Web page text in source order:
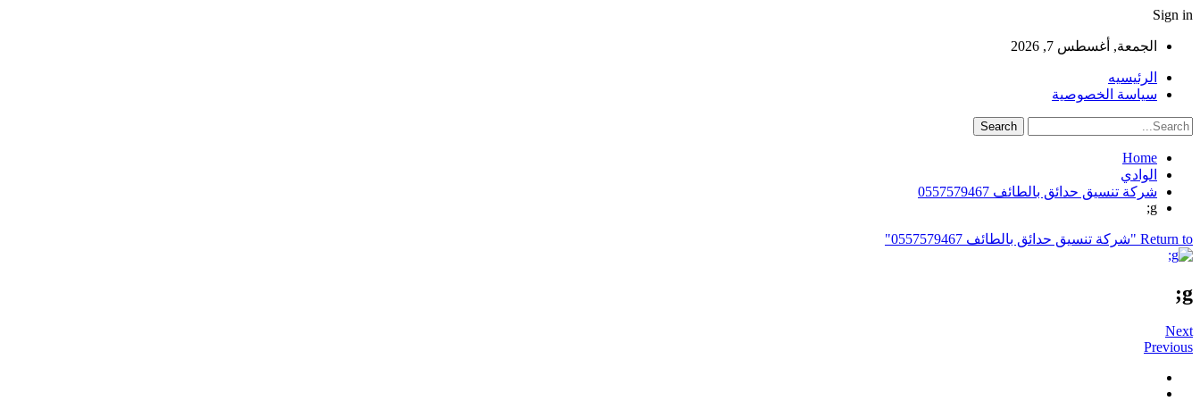
Sign in
الجمعة, أغسطس 7, 2026
الرئيسيه
سياسة الخصوصية
Home
الوادي
شركة تنسيق حدائق بالطائف 0557579467
g;
Return to "شركة تنسيق حدائق بالطائف 0557579467"
g;
Next
Previous